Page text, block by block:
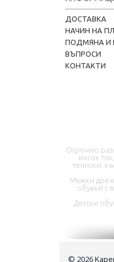
ДОСТАВКА
НАЧИН НА
ПОДМЯНА И
ВЪПРОСИ
КОНТАКТИ
Огромно
висок
тениски,
Мъжки
обувки с
Детски
© 2026